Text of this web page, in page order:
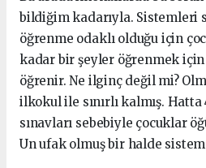
bildiğim kadarıyla. Sistemleri
öğrenme odaklı olduğu için
kadar bir şeyler öğrenmek
öğrenir. Ne ilginç değil mi?
ilkokul ile sınırlı kalmış.
sınavları sebebiyle çocuklar
Un ufak olmuş bir halde